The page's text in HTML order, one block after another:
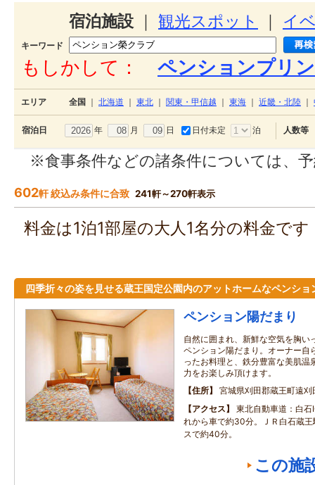
宿泊施設 観光スポット イ
キーワード
もしかして： ペンションプリ
エリア 全国 北海道 東北 関東・甲信越 東海 近畿・北陸
宿泊日 年 月 日 日付未定 泊 人数等
※食事条件などの諸条件については、
602軒 絞込み条件に合致 241軒～270軒表示
料金は1泊1部屋の大人1名分の料金で
四季折々の姿を見せる蔵王国定公園内のアットホームなペンショ
ペンション陽だまり
自然に囲まれ、新鮮な空気を胸い
ペンション陽だまり。オーナー自
ったお料理と、鉄分豊富な美肌温
力をお楽しみ頂けます。
住所
宮城県刈田郡蔵王町遠
アクセス
東北自動車道：白
れから車で約30分。ＪＲ白石蔵
スで約40分。
この施